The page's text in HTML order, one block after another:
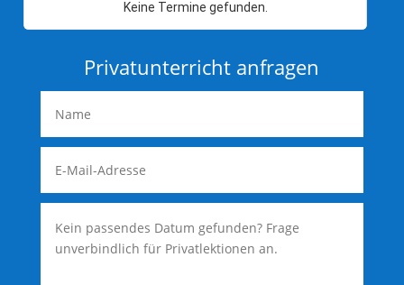
Privatunterricht anfragen